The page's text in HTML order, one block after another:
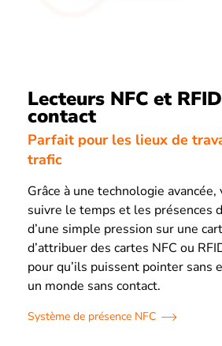
Lecteurs NFC et
contact
Parfait pour les lieux de
trafic
Grâce à une technologie avancée,
suivre le temps et les présences
d’une simple pression sur une
d’attribuer des cartes NFC ou
pour qu’ils puissent pointer sans
un monde sans contact.
Système de présence NFC